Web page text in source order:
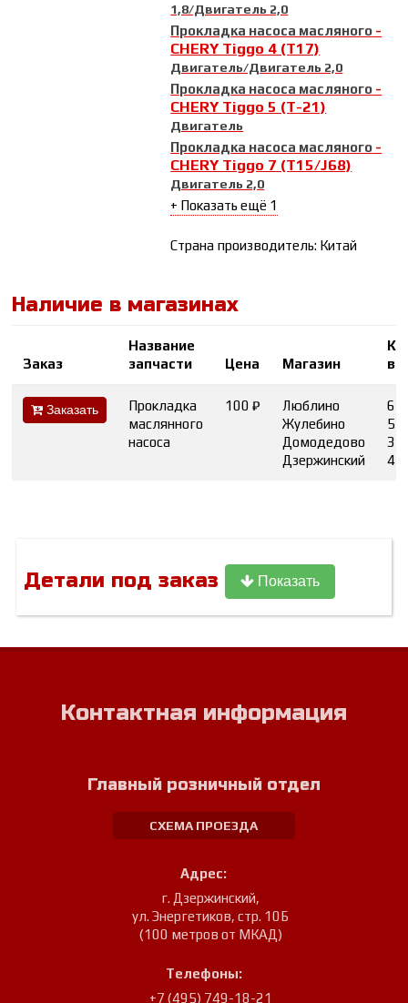
1,8/Двигатель 2,0
Прокладка насоса масляного -
CHERY Tiggo 4 (T17)
Двигатель/Двигатель 2,0
Прокладка насоса масляного -
CHERY Tiggo 5 (T-21)
Двигатель
Прокладка насоса масляного -
CHERY Tiggo 7 (T15/J68)
Двигатель 2,0
+ Показать ещё 1
Страна производитель: Китай
Наличие в магазинах
Заказ
Название
запчасти
Цена Магазин
во
Заказать
Прокладка
маслянного
насоса
100 ₽
Люблино
Жулебино
Домодедово
Дзержинский
6
5
3
4
Детали под заказ Показать
Контактная информация
Главный розничный отдел
СХЕМА ПРОЕЗДА
Адрес:
г. Дзержинский,
ул. Энергетиков, стр. 10Б
(100 метров от МКАД)
Телефоны:
+7 (495) 749-18-21